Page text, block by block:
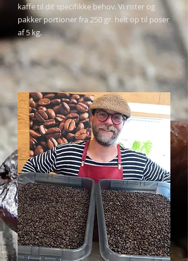
kaffe til dit specifikke behov. Vi rister og
pakker portioner fra 250 gr. helt op til poser
af 5 kg.